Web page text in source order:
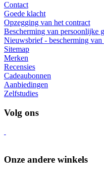
Contact
Goede klacht
Opzegging van het contract
Bescherming van persoonlijke
Nieuwsbrief - bescherming
Sitemap
Merken
Recensies
Cadeaubonnen
Aanbiedingen
Zelfstudies
Volg ons
Onze andere winkels